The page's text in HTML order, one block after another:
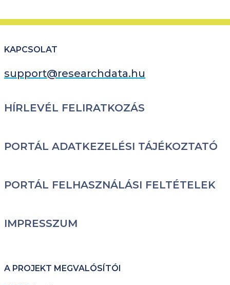
KAPCSOLAT
support@researchdata.hu
LÁBLÉC
HÍRLEVÉL FELIRATKOZÁS
PORTÁL ADATKEZELÉSI TÁJÉKOZTATÓ
PORTÁL FELHASZNÁLÁSI FELTÉTELEK
IMPRESSZUM
A PROJEKT MEGVALÓSÍTÓI